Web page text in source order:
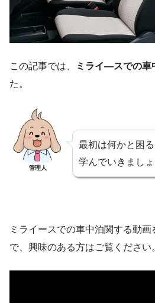
この記事では、 ミライ―スでの車
た。
管理人
最初は何かと困
学んでいきましょ
ミライースでの車中泊関する動
で、興味のある方はご覧ください